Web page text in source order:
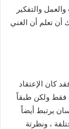
والتفكير
تعلم أن الغني
كان الإعتقاد
فقط ولكن طبقاً
يرتبط أيضاً
، ونظرتة